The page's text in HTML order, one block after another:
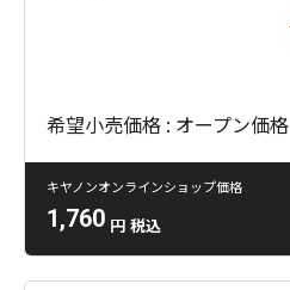
希望小売価格 : オープン価格
キヤノンオンラインショップ価格
1,760 円 税込